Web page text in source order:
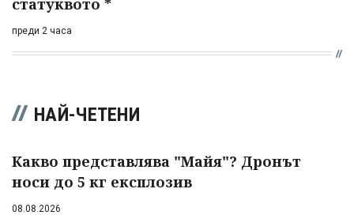
преди 2 часа
НАЙ-ЧЕТЕНИ
Какво представлява "Майя"? Дронът
носи до 5 кг експлозив
08.08.2026